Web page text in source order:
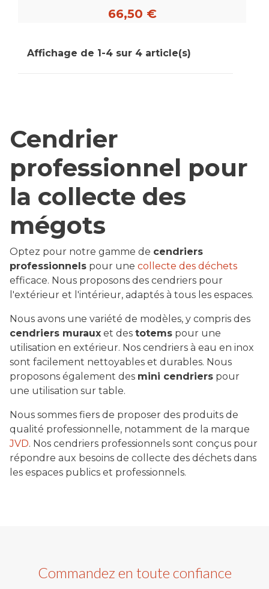
66,50 €
Affichage de 1-4 sur 4 article(s)
Cendrier
professionnel pour
la collecte des
mégots
Optez pour notre gamme de cendriers
professionnels pour une collecte des déchets
efficace. Nous proposons des cendriers pour
l'extérieur et l'intérieur, adaptés à tous les espaces.
Nous avons une variété de modèles, y compris des
cendriers muraux et des totems pour une
utilisation en extérieur. Nos cendriers à eau en inox
sont facilement nettoyables et durables. Nous
proposons également des mini cendriers pour
une utilisation sur table.
Nous sommes fiers de proposer des produits de
qualité professionnelle, notamment de la marque
JVD. Nos cendriers professionnels sont conçus pour
répondre aux besoins de collecte des déchets dans
les espaces publics et professionnels.
Commandez en toute confiance